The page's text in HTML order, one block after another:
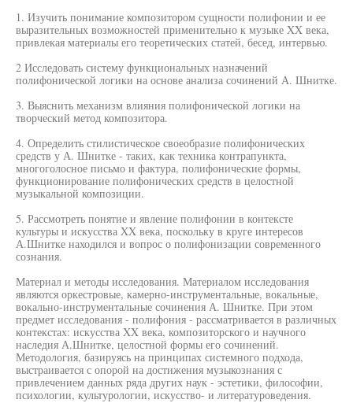
1. Изучить понимание композитором сущности полифонии и ее
выразительных возможностей применительно к музыке XX века,
привлекая материалы его теоретических статей, бесед, интервью.
2 Исследовать систему функциональных назначений
полифонической логики на основе анализа сочинений А. Шнитке.
3. Выяснить механизм влияния полифонической логики на
творческий метод композитора.
4. Определить стилистическое своеобразие полифонических
средств у А. Шнитке - таких, как техника контрапункта,
многоголосное письмо и фактура, полифонические формы,
функционирование полифонических средств в целостной
музыкальной композиции.
5. Рассмотреть понятие и явление полифонии в контексте
культуры и искусства XX века, поскольку в круге интересов
А.Шнитке находился и вопрос о полифонизации современного
сознания.
Материал и методы исследования. Материалом исследования
являются оркестровые, камерно-инструментальные, вокальные,
вокально-инструментальные сочинения А. Шнитке. При этом
предмет исследования - полифония - рассматривается в различных
контекстах: искусства XX века, композиторского и научного
наследия А.Шнитке, целостной формы его сочинений.
Методология, базируясь на принципах системного подхода,
выстраивается с опорой на достижения музыкознания с
привлечением данных ряда других наук - эстетики, философии,
психологии, культурологии, искусство- и литературоведения.